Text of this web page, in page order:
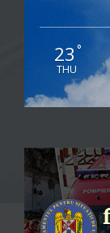
23 °
THU